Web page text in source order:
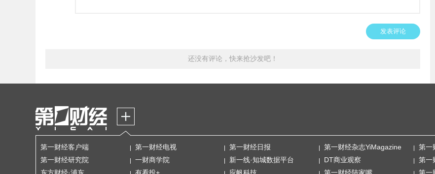
发表评论
还没有评论，快来抢沙发吧！
第一财经客户端 第一财经电视 第一财经日报 第一财经杂志YiMagazine 第一
第一财经研究院
一财商学院 新一线·知城数据平台 DT商业观察 第一